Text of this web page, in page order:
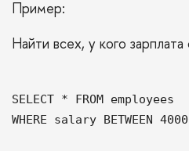
Пример:
Найти всех, у кого
SELECT * FROM employees
WHERE salary BETWEEN